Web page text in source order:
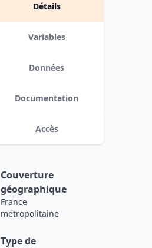
Détails
Variables
Données
Documentation
Accès
Couverture
géographique
France
métropolitaine
Type de